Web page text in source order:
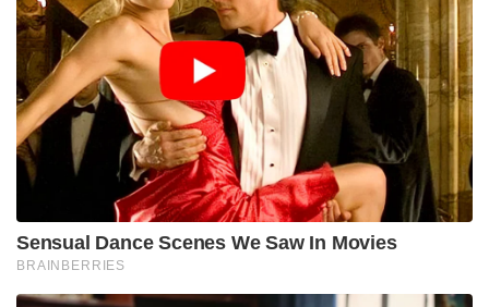
Sensual Dance Scenes We Saw In Movies
BRAINBERRIES